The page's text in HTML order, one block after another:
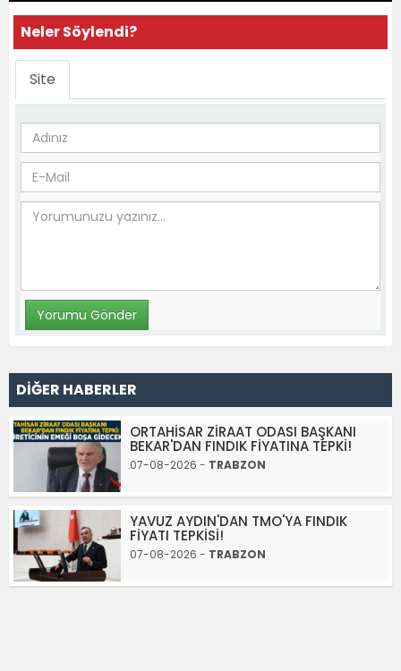
Neler Söylendi?
Site
DİĞER HABERLER
ORTAHİSAR ZİRAAT ODASI BAŞKANI
BEKAR'DAN FINDIK FİYATINA TEPKİ!
07-08-2026 - TRABZON
YAVUZ AYDIN'DAN TMO'YA FINDIK
FİYATI TEPKİSİ!
07-08-2026 - TRABZON